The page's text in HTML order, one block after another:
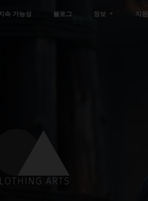
속 가능성 블로그 정보
지원